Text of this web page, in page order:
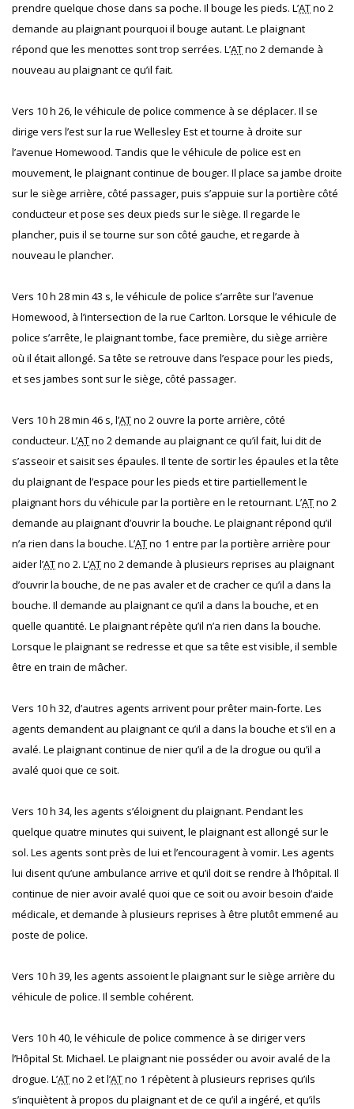
prendre quelque chose dans sa poche. Il bouge les pieds. L’ATno 2
demande au plaignant pourquoi il bouge autant. Le plaignant
répond que les menottes sont trop serrées. L’ATno 2 demande à
nouveau au plaignant ce qu’il fait.
Vers 10 h 26, le véhicule de police commence à se déplacer. Il se
dirige vers l’est sur la rue Wellesley Est et tourne à droite sur
l’avenue Homewood. Tandis que le véhicule de police est en
mouvement, le plaignant continue de bouger. Il place sa jambe droite
sur le siège arrière, côté passager, puis s’appuie sur la portière côté
conducteur et pose ses deux pieds sur le siège. Il regarde le
plancher, puis il se tourne sur son côté gauche, et regarde à
nouveau le plancher.
Vers 10 h 28 min 43 s, le véhicule de police s’arrête sur l’avenue
Homewood, à l’intersection de la rue Carlton. Lorsque le véhicule de
police s’arrête, le plaignant tombe, face première, du siège arrière
où il était allongé. Sa tête se retrouve dans l’espace pour les pieds,
et ses jambes sont sur le siège, côté passager.
Vers 10 h 28 min 46 s, l’ATno 2 ouvre la porte arrière, côté
conducteur. L’ATno 2 demande au plaignant ce qu’il fait, lui dit de
s’asseoir et saisit ses épaules. Il tente de sortir les épaules et la tête
du plaignant de l’espace pour les pieds et tire partiellement le
plaignant hors du véhicule par la portière en le retournant. L’ATno 2
demande au plaignant d’ouvrir la bouche. Le plaignant répond qu’il
n’a rien dans la bouche. L’ATno 1 entre par la portière arrière pour
aider l’ATno 2. L’ATno 2 demande à plusieurs reprises au plaignant
d’ouvrir la bouche, de ne pas avaler et de cracher ce qu’il a dans la
bouche. Il demande au plaignant ce qu’il a dans la bouche, et en
quelle quantité. Le plaignant répète qu’il n’a rien dans la bouche.
Lorsque le plaignant se redresse et que sa tête est visible, il semble
être en train de mâcher.
Vers 10 h 32, d’autres agents arrivent pour prêter main-forte. Les
agents demandent au plaignant ce qu’il a dans la bouche et s’il en a
avalé. Le plaignant continue de nier qu’il a de la drogue ou qu’il a
avalé quoi que ce soit.
Vers 10 h 34, les agents s’éloignent du plaignant. Pendant les
quelque quatre minutes qui suivent, le plaignant est allongé sur le
sol. Les agents sont près de lui et l’encouragent à vomir. Les agents
lui disent qu’une ambulance arrive et qu’il doit se rendre à l’hôpital. Il
continue de nier avoir avalé quoi que ce soit ou avoir besoin d’aide
médicale, et demande à plusieurs reprises à être plutôt emmené au
poste de police.
Vers 10 h 39, les agents assoient le plaignant sur le siège arrière du
véhicule de police. Il semble cohérent.
Vers 10 h 40, le véhicule de police commence à se diriger vers
l’Hôpital St. Michael. Le plaignant nie posséder ou avoir avalé de la
drogue. L’ATno 2 et l’ATno 1 répètent à plusieurs reprises qu’ils
s’inquiètent à propos du plaignant et de ce qu’il a ingéré, et qu’ils